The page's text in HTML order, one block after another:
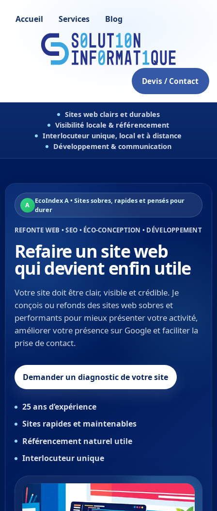
Accueil Services Blog
Devis / Contact
Sites web clairs et durables
Visibilité locale & référencement
Interlocuteur unique, local et à distance
Développement & communication
A
EcoIndex A • Sites sobres, rapides et pensés pour
durer
REFONTE WEB • SEO • ÉCO-CONCEPTION • DÉVELOPPEMENT
Refaire un site web
qui devient enfin utile
Votre site doit être clair, visible et crédible. Je
conçois ou refonds des sites web sobres et
performants pour mieux présenter votre activité,
améliorer votre présence sur Google et faciliter la
prise de contact.
Demander un diagnostic de votre site
25 ans d’expérience
Sites rapides et maintenables
Référencement naturel utile
Interlocuteur unique